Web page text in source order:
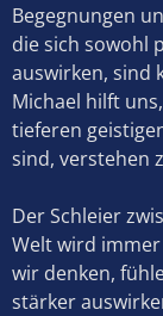
Begegnungen
die sich sowohl
auswirken, sind
Michael hilft
tieferen
sind, verstehen
Der Schleier
Welt wird
wir denken,
stärker